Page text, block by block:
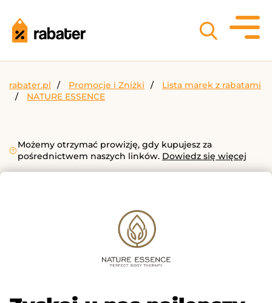
rabater.pl Promocje i Zniżki
Lista marek z rabatami
NATURE ESSENCE
Możemy otrzymać prowizję, gdy kupujesz za
pośrednictwem naszych linków. Dowiedz się więcej